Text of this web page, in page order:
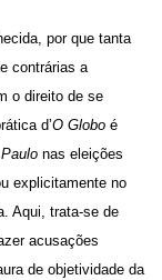
por que tanta
contrárias a
o direito de se
d’O Globo é
nas eleições
explicitamente no
Aqui, trata-se de
acusações
de objetividade da